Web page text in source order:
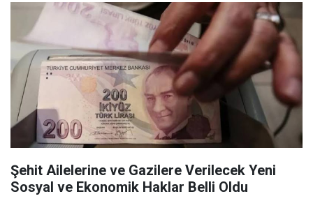
Şehit Ailelerine ve Gazilere Verilecek Yeni
Sosyal ve Ekonomik Haklar Belli Oldu